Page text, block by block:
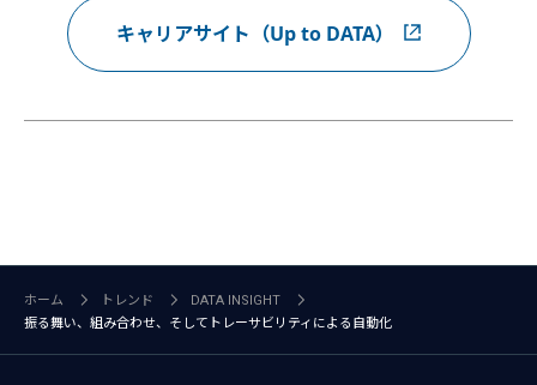
キャリアサイト（Up to DATA）
ホーム トレンド
DATA INSIGHT
振る舞い、組み合わせ、そしてトレーサビリティによる自動化